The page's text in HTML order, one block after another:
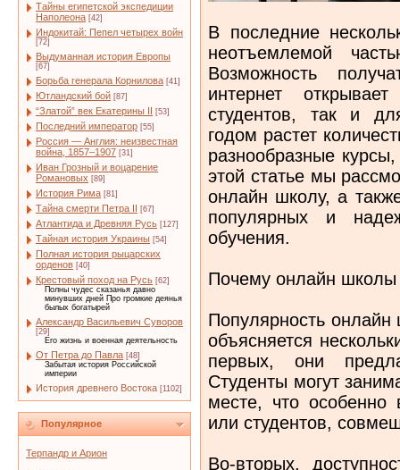
Тайны египетской экспедиции
Наполеона [42]
Индокитай: Пепел четырех войн
[72]
Выдуманная история Европы
[67]
Борьба генерала Корнилова [41]
Ютландский бой [87]
“Златой” век Екатерины II [53]
Последний император [55]
Россия — Англия: неизвестная
война, 1857–1907 [31]
Иван Грозный и воцарение
Романовых [89]
История Рима [81]
Тайна смерти Петра II [67]
Атлантида и Древняя Русь [127]
Тайная история Украины [54]
Полная история рыцарских
орденов [40]
Крестовый поход на Русь [62]
Полны чудес сказанья давно
минувших дней Про громкие деянья
былых богатырей
Александр Васильевич Суворов
[29]
Его жизнь и военная деятельность
От Петра до Павла [48]
Забытая история Российской
империи
История древнего Востока [1102]
Популярное
Терпандр и Арион
В последние
неотъемлемой
Возможность
интернет
студентов, так и
годом растет
разнообразные
этой статье мы
онлайн школу, а
популярных и
обучения.
Почему онлайн школы
Популярность онлайн
объясняется
первых, они
Студенты могут
месте, что
или студентов,
Во-вторых,